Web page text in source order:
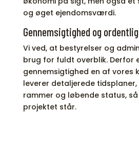
og øget ejendomsværdi.
Gennemsigtighed og
Vi ved, at bestyrelser og
brug for fuldt overblik. Derfor
gennemsigtighed en af vores
leverer detaljerede
rammer og løbende status,
projektet står.